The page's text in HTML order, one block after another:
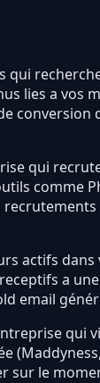
lies a vos
qui
comme
actifs
a
email
qui
sur le